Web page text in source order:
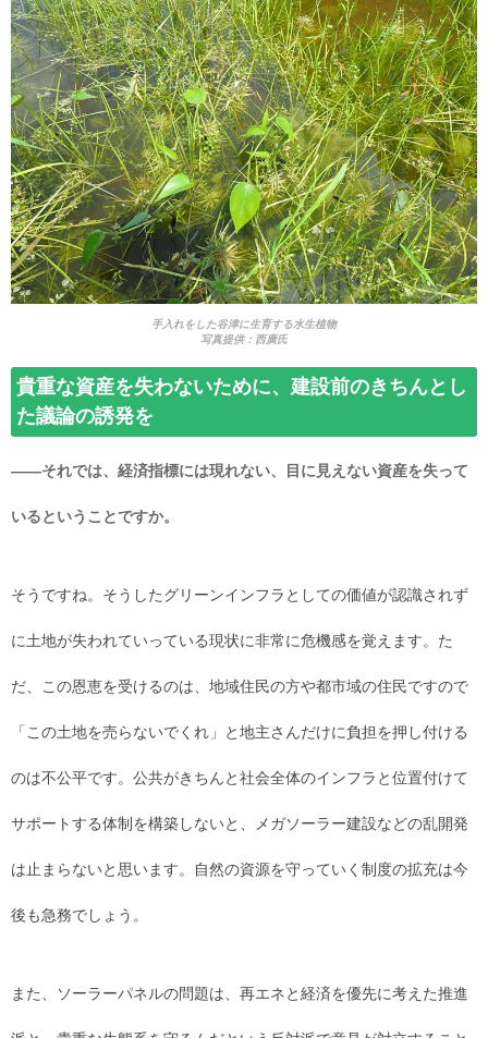
手入れをした谷津に生育する水生植物
写真提供：西廣氏
貴重な資産を失わないために、建設前のきちんとし
た議論の誘発を
――それでは、経済指標には現れない、目に見えない資産を失って
いるということですか。
そうですね。そうしたグリーンインフラとしての価値が認識されず
に土地が失われていっている現状に非常に危機感を覚えます。た
だ、この恩恵を受けるのは、地域住民の方や都市域の住民ですので
「この土地を売らないでくれ」と地主さんだけに負担を押し付ける
のは不公平です。公共がきちんと社会全体のインフラと位置付けて
サポートする体制を構築しないと、メガソーラー建設などの乱開発
は止まらないと思います。自然の資源を守っていく制度の拡充は今
後も急務でしょう。
また、ソーラーパネルの問題は、再エネと経済を優先に考えた推進